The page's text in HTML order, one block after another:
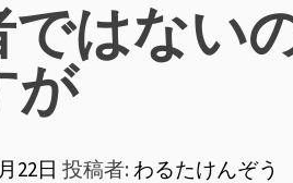
はない
が
22日 投稿者: わるたけんぞう